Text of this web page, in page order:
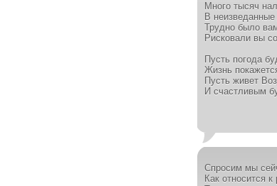
Много тысяч
В
Трудно было
Рисковали вы
Пусть погода
Жизнь
Пусть живет
И счастливым
Спросим мы
Как относится к